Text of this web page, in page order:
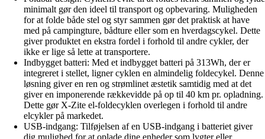
minimalt gør den ideel til transport og opbevaring. Muligheden
for at folde både stel og styr sammen gør det praktisk at have
med på campingture, bådture eller som en hverdagscykel. Dette
giver produktet en ekstra fordel i forhold til andre cykler, der
ikke er lige så lette at transportere.
Indbygget batteri: Med et indbygget batteri på 313Wh, der er
integreret i stellet, ligner cyklen en almindelig foldecykel. Denne
løsning giver en ren og strømlinet æstetik samtidig med at det
giver en imponerende rækkevidde på op til 40 km pr. opladning.
Dette gør X-Zite el-foldecyklen overlegen i forhold til andre
elcykler på markedet.
USB-indgang: Tilføjelsen af en USB-indgang i batteriet giver
dig mulighed for at oplade dine enheder som lygter eller